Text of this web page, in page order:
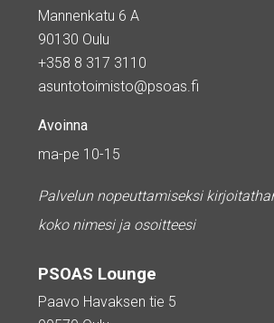
Mannenkatu 6 A
90130 Oulu
+358 8 317 3110
asuntotoimisto@psoas.fi
Avoinna
ma-pe 10-15
Palvelun nopeuttamiseksi
koko nimesi ja osoitteesi
PSOAS Lounge
Paavo Havaksen tie 5